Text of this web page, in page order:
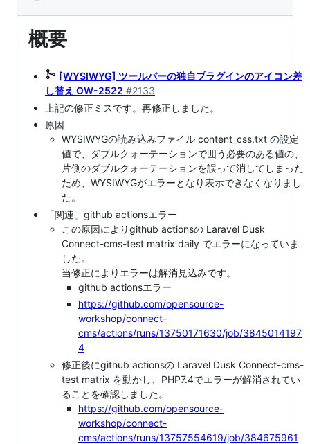
概要
[WYSIWYG] ツールバーの独自プラグインのアイコン差
し替え OW-2522 #2133
上記の修正ミスです。再修正しました。
原因
WYSIWYGの読み込みファイル content_css.txt の設定
値で、ダブルクォーテーションで囲う必要のある値の、
片側のダブルクォーテーションを誤って消してしまった
ため、WYSIWYGがエラーとなり表示できなくなりまし
た。
「関連」github actionsエラー
この原因によりgithub actionsの Laravel Dusk
Connect-cms-test matrix daily でエラーになっていま
した。
当修正によりエラーは解消見込みです。
github actionsエラー
https://github.com/opensource-
workshop/connect-
cms/actions/runs/13750171630/job/3845014197
4
修正後にgithub actionsの Laravel Dusk Connect-cms-
test matrix を動かし、PHP7.4でエラーが解消されてい
ることを確認しました。
https://github.com/opensource-
workshop/connect-
cms/actions/runs/13757554619/job/384675961